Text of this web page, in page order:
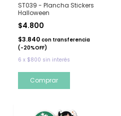
ST039 - Plancha Stickers
Halloween
$4.800
$3.840 con transferencia
(-20%OFF)
6 x $800 sin interés